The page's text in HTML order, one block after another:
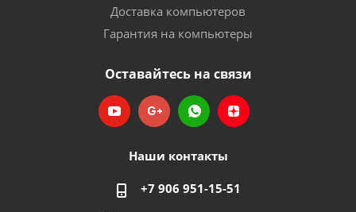
Доставка компьютеров
Гарантия на компьютеры
Оставайтесь на связи
Наши контакты
+7 906 951-15-51